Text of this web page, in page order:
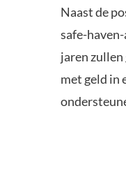
Naast de
safe-
jaren
met geld in